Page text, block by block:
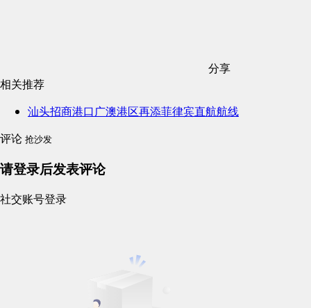
分享
相关推荐
汕头招商港口广澳港区再添菲律宾直航航线
评论 抢沙发
请登录后发表评论
社交账号登录